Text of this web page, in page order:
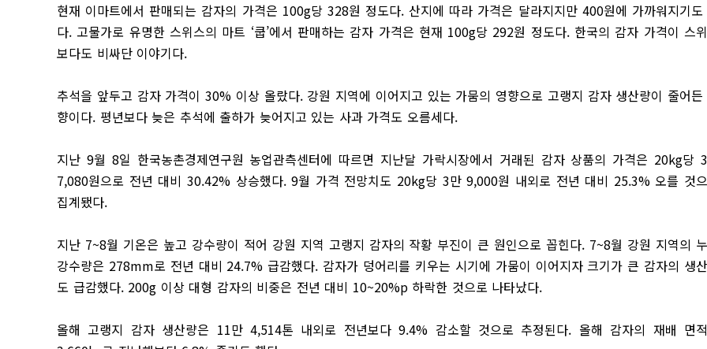
현재 이마트에서 판매되는 감자의 가격은 100g당 328원 정도다. 산지에 따라 가격은 달라지지만 400원에 가까워지기
다. 고물가로 유명한 스위스의 마트 ‘쿱’에서 판매하는 감자 가격은 현재 100g당 292원 정도다. 한국의 감자 가격이 스
보다도 비싸단 이야기다.
추석을 앞두고 감자 가격이 30% 이상 올랐다. 강원 지역에 이어지고 있는 가뭄의 영향으로 고랭지 감자 생산량이 줄어든
향이다. 평년보다 늦은 추석에 출하가 늦어지고 있는 사과 가격도 오름세다.
지난 9월 8일 한국농촌경제연구원 농업관측센터에 따르면 지난달 가락시장에서 거래된 감자 상품의 가격은 20kg당
7,080원으로 전년 대비 30.42% 상승했다. 9월 가격 전망치도 20kg당 3만 9,000원 내외로 전년 대비 25.3% 오를 것
집계됐다.
지난 7~8월 기온은 높고 강수량이 적어 강원 지역 고랭지 감자의 작황 부진이 큰 원인으로 꼽힌다. 7~8월 강원 지역의
강수량은 278mm로 전년 대비 24.7% 급감했다. 감자가 덩어리를 키우는 시기에 가뭄이 이어지자 크기가 큰 감자의 생
도 급감했다. 200g 이상 대형 감자의 비중은 전년 대비 10~20%p 하락한 것으로 나타났다.
올해 고랭지 감자 생산량은 11만 4,514톤 내외로 전년보다 9.4% 감소할 것으로 추정된다. 올해 감자의 재배 면